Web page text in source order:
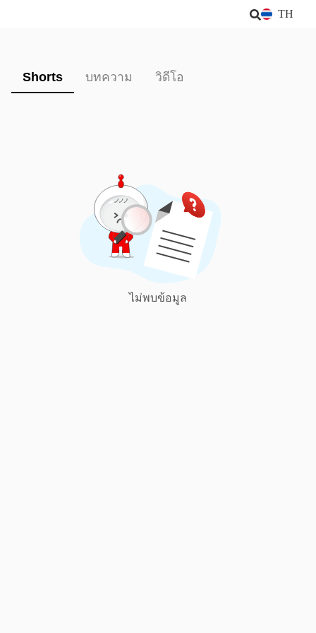
TH
Shorts บทความ วิดีโอ
ไม่พบข้อมูล